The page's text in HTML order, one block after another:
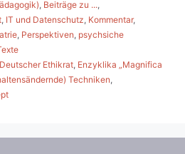
, Beiträge zu ...,
, IT und Datenschutz, Kommentar,
, Perspektiven, psychsiche
Deutscher Ethikrat, Enzyklika „Magnifica
Techniken,